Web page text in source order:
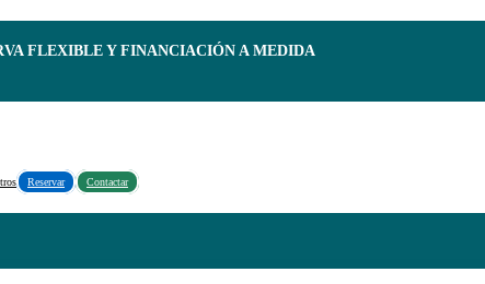
FLEXIBLE Y FINANCIACIÓN A MEDIDA
Reservar Contactar